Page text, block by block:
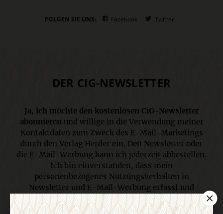
FOLGEN SIE UNS: Facebook Twitter
DER CIG-NEWSLETTER
Ja, ich möchte den kostenlosen CiG-Newsletter
abonnieren und willige in die Verwendung meiner
Kontaktdaten zum Zweck des E-Mail-Marketings
durch den Verlag Herder ein. Den Newsletter oder
die E-Mail-Werbung kann ich jederzeit abbestellen.
Ich bin einverstanden, dass mein
personenbezogenes Nutzungsverhalten in
Newsletter und E-Mail-Werbung erfasst und
ausgewertet wird, um die Inhalte besser auf meine
Interessen auszurichten. Über einen Link in